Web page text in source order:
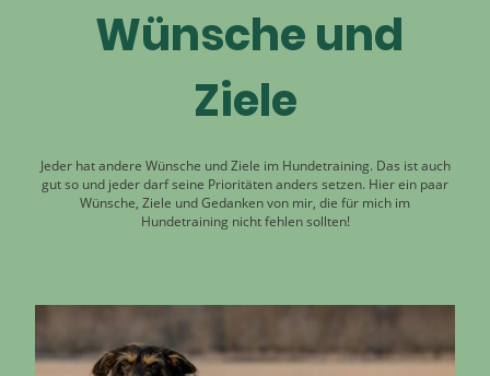
Wünsche und
Ziele
Jeder hat andere Wünsche und Ziele im Hundetraining. Das ist auch
gut so und jeder darf seine Prioritäten anders setzen. Hier ein paar
Wünsche, Ziele und Gedanken von mir, die für mich im
Hundetraining nicht fehlen sollten!